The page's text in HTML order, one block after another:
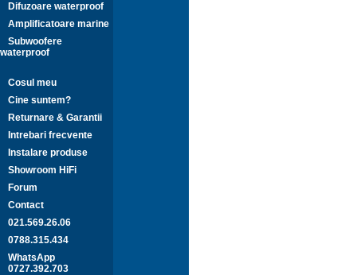
Difuzoare waterproof
Amplificatoare marine
Subwoofere
waterproof
Cosul meu
Cine suntem?
Returnare & Garantii
Intrebari frecvente
Instalare produse
Showroom HiFi
Forum
Contact
021.569.26.06
0788.315.434
WhatsApp
0727.392.703